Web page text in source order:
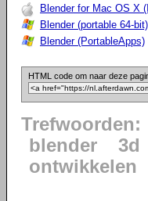
Blender for Mac OS X
Blender (portable 64-bit)
Blender (PortableApps)
HTML code om naar deze
Trefwoorden:
blender
3d
ontwikkelen